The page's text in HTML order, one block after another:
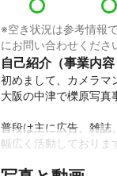
※空き状況は参考情報
にお問い合わせくださ
自己紹介（事業内
初めまして、カメラマ
大阪の中津で櫟原写真
普段は主に広告、雑誌
幅広く活動しておりま